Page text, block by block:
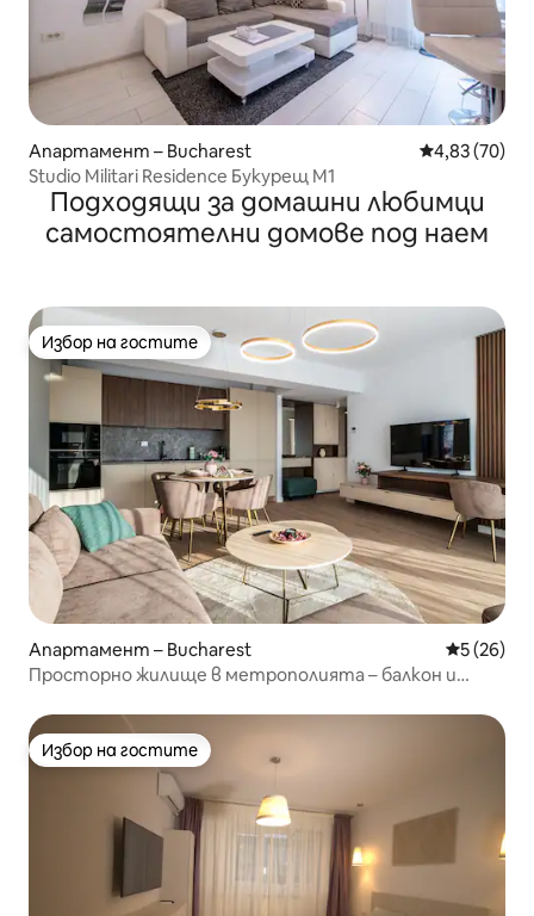
Апартамент – Bucharest Средна
4,83 (70)
Studio Militari Residence Букурещ M1
Подходящи за домашни любимци
самостоятелни домове под наем
Избор на гостите
Избор на гостите
Апартамент – Bucharest Средна
5 (26)
Просторно жилище в метрополията – балкон и
Избор на гостите
Избор на гостите